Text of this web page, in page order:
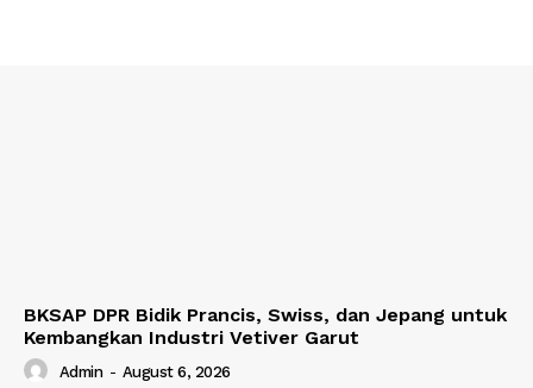
BKSAP DPR Bidik Prancis, Swiss, dan Jepang untuk
Kembangkan Industri Vetiver Garut
Admin - August 6, 2026